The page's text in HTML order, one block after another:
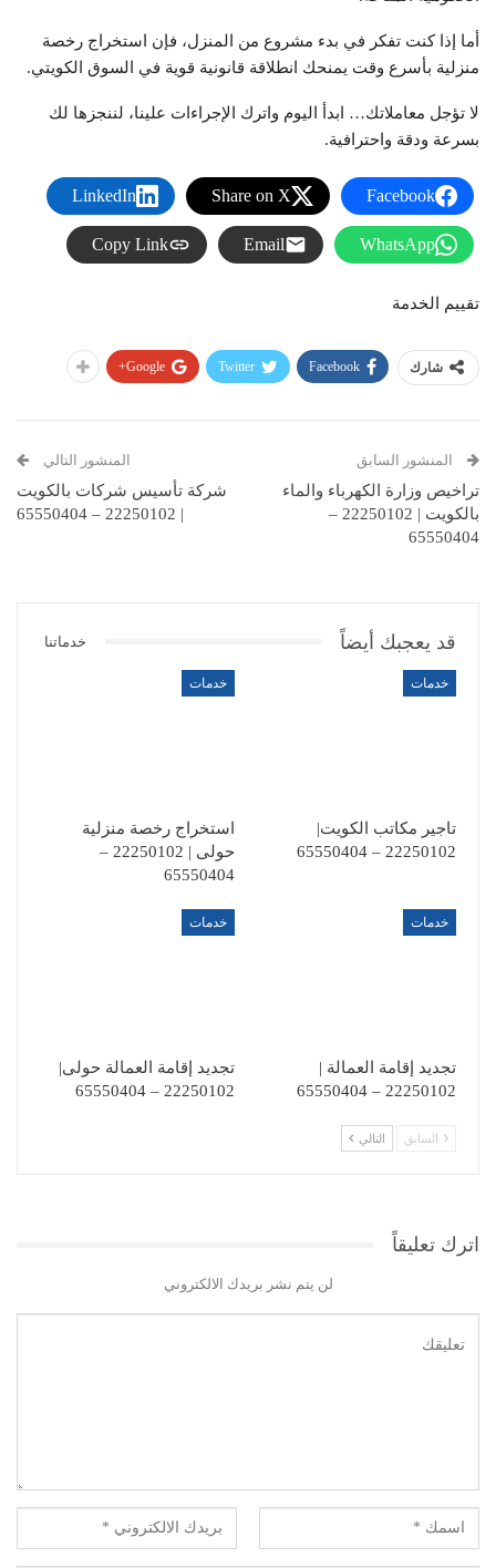
أما إذا كنت تفكر في بدء مشروع من المنزل، فإن استخراج رخصة
منزلية بأسرع وقت يمنحك انطلاقة قانونية قوية في السوق الكويتي.
لا تؤجل معاملاتك… ابدأ اليوم واترك الإجراءات علينا، لننجزها لك
بسرعة ودقة واحترافية.
Facebook
Share on X
LinkedIn
WhatsApp
Email
Copy Link
تقييم الخدمة
شارك Facebook
Twitter
Google+
المنشور السابق
تراخيص وزارة الكهرباء والماء
بالكويت | 22250102 –
65550404
المنشور التالي
شركة تأسيس شركات بالكويت
| 22250102 – 65550404
قد يعجبك أيضاً خدماتنا
خدمات
تاجير مكاتب الكويت|
22250102 – 65550404
خدمات
استخراج رخصة منزلية
حولى | 22250102 –
65550404
خدمات
تجديد إقامة العمالة |
22250102 – 65550404
خدمات
تجديد إقامة العمالة حولى|
22250102 – 65550404
السابق التالي
اترك تعليقاً
لن يتم نشر بريدك الالكتروني